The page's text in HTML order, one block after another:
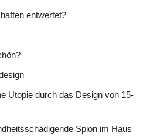
entwertet?
Utopie durch das Design von 15-
Spion im Haus